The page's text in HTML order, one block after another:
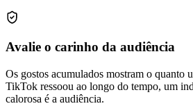
Avalie o carinho da audiência
Os gostos acumulados mostram o quanto
TikTok ressoou ao longo do tempo, um
calorosa é a audiência.